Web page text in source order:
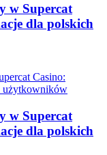
w Supercat
dla polskich
w Supercat
dla polskich